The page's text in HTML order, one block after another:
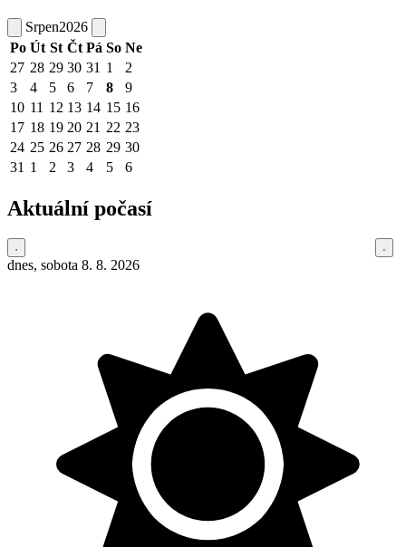
Srpen2026
Po Út St Čt Pá So Ne
27 28 29 30 31 1
2
3
4 5 6 7 8
9
10 11 12 13 14 15 16
17 18 19 20 21 22 23
24 25 26 27 28 29 30
31 1 2 3 4 5 6
Aktuální počasí
dnes, sobota 8. 8. 2026